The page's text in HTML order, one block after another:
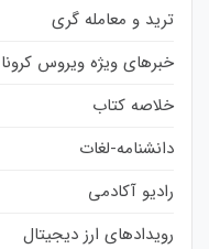
ترید و معامله گری
خبرهای ویژه ویروس کرونا
خلاصه کتاب
دانشنامه-لغات
رادیو آکادمی
رویدادهای ارز دیجیتال